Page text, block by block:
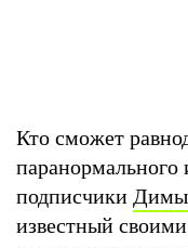
Кто сможет
паранормального
подписчики Димы
известный